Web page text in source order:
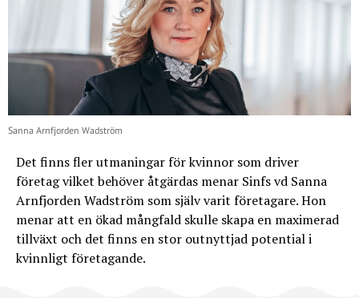
Sanna Arnfjorden Wadström
Det finns fler utmaningar för kvinnor som driver
företag vilket behöver åtgärdas menar Sinfs vd Sanna
Arnfjorden Wadström som själv varit företagare. Hon
menar att en ökad mångfald skulle skapa en maximerad
tillväxt och det finns en stor outnyttjad potential i
kvinnligt företagande.